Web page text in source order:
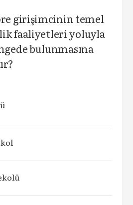
girişimcinin temel
faaliyetleri yoluyla
bulunmasına